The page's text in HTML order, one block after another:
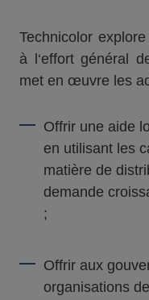
Technicolor
à l‘effort général
met en œuvre les
Offrir une aide
en utilisant les
matière de
demande
;
Offrir aux
organisations